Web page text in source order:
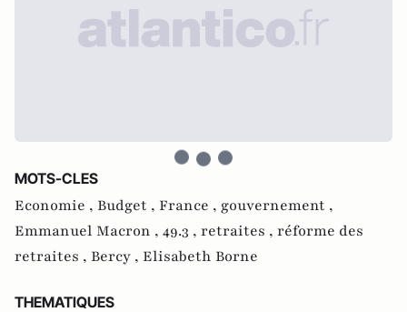
MOTS-CLES
Economie , Budget , France , gouvernement ,
Emmanuel Macron , 49.3 , retraites , réforme des
retraites , Bercy , Elisabeth Borne
THEMATIQUES